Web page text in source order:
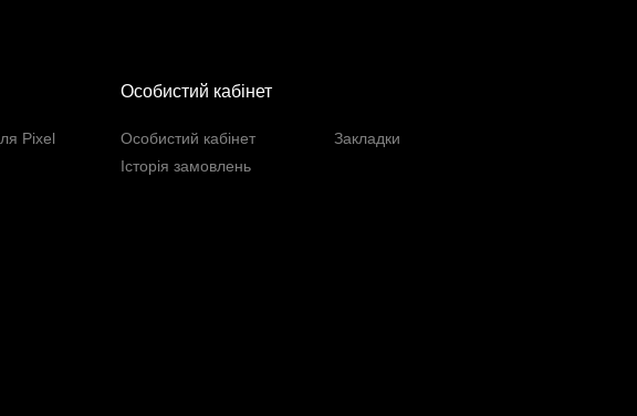
Pixel
Особистий кабінет
Особистий кабінет
Історія замовлень
Закладки